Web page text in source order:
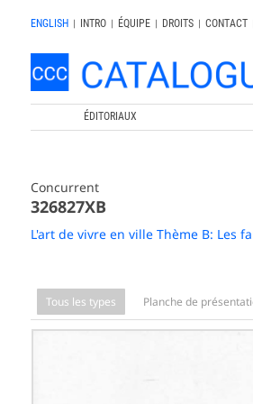
ENGLISH | INTRO | ÉQUIPE | DROITS | CONTACT
ÉDITORIAUX
Concurrent
326827XB
L'art de vivre en ville Thème B: Les
Tous les types Planche de